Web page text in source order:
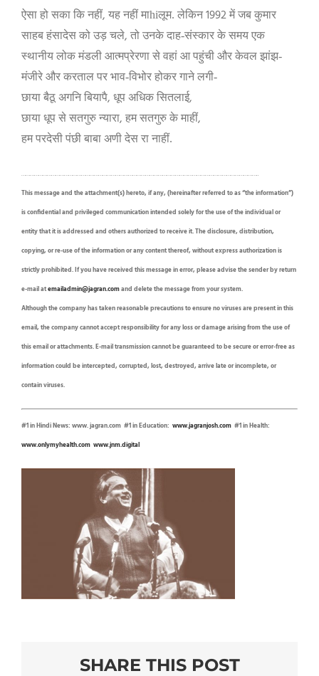
ऐसा हो सका कि नहीं, यह नहीं माhiलूम. लेकिन1992 में जब कुमार
साहब हंसादेस को उड़ चले, तो उनके दाह-संस्कार के समय एक
स्थानीय लोक मंडली आत्मप्रेरणा से वहां आ पहुंची और केवल झांझ-
मंजीरे और करताल पर भाव-विभोर होकर गाने लगी-
छाया बैठू अगनि बियापै, धूप अधिक सितलाई,
छाया धूप से सतगुरु न्यारा, हम सतगुरु के माहीं,
हम परदेसी पंछी बाबा अणी देस रा नाहीं.
…………………………………………………………………………………………………………………………………………………..
This message and the attachment(s) hereto, if any, (hereinafter referred to as “the information”)
is confidential and privileged communication intended solely for the use of the individual or
entity that it is addressed and others authorized to receive it. The disclosure, distribution,
copying, or re-use of the information or any content thereof, without express authorization is
strictly prohibited. If you have received this message in error, please advise the sender by return
e-mail atemailadmin@jagran.comand delete the message from your system.
Although the company has taken reasonable precautions to ensure no viruses are present in this
email, the company cannot accept responsibility for any loss or damage arising from the use of
this email or attachments. E-mail transmission cannot be guaranteed to be secure or error-free as
information could be intercepted, corrupted, lost, destroyed, arrive late or incomplete, or
contain viruses.
#1 in Hindi News: www. jagran.com #1 in Education: www.jagranjosh.com #1 in Health:
www.onlymyhealth.com www.jnm.digital
SHARE THIS POST